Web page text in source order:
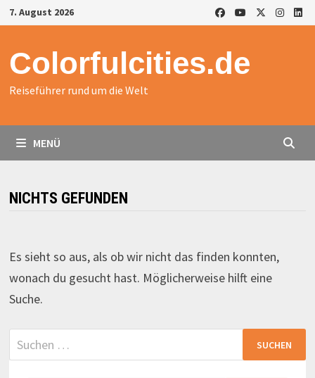
Zurück
zum
7. August 2026
Colorfulcities.de
Reiseführer rund um die Welt
MENÜ
NICHTS GEFUNDEN
Es sieht so aus, als ob wir nicht das finden konnten,
wonach du gesucht hast. Möglicherweise hilft eine
Suche.
Suchen
nach: